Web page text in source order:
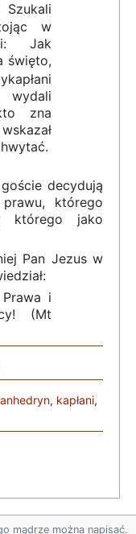
Szukali
w
Jak
święto,
zna
decydują
którego
którego jako
Pan Jezus w
i
(Mt
, kapłani,
mądrze można napisać.